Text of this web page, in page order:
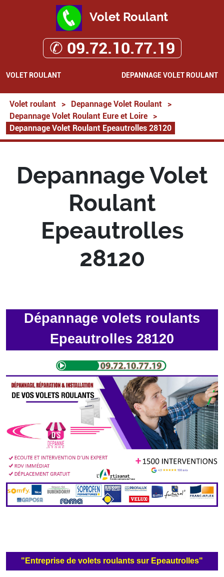
Volet Roulant
✆ 09.72.10.77.19
VOLET ROULANT DEPANNAGE VOLET ROULANT
Volet roulant > Depannage Volet Roulant
>
Depannage Volet Roulant Eure et Loire
>
Depannage Volet Roulant Epeautrolles 28120
Depannage Volet
Roulant
Epeautrolles
28120
Dépannage volets roulants
Epeautrolles 28120
"Entreprise de volets roulants sur Epeautrolles"